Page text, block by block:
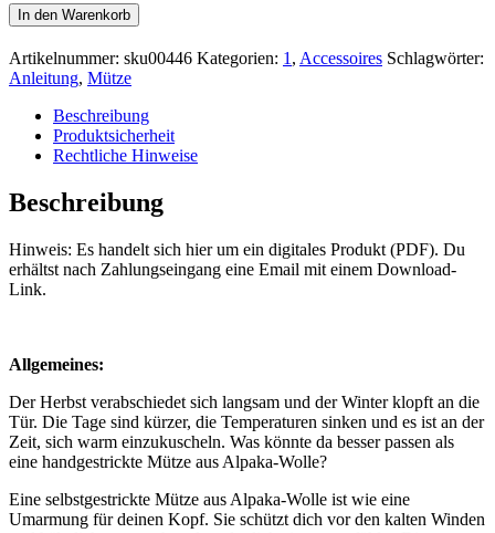
Strick-
Anleitung
Mütze
ALPACA
Menge
In den Warenkorb
Artikelnummer: sku00446 Kategorien: 1 , Accessoires Schlagwörter:
Anleitung, Mütze
Beschreibung
Produktsicherheit
Rechtliche Hinweise
Beschreibung
Hinweis: Es handelt sich hier um ein digitales Produkt (PDF). Du
erhältst nach Zahlungseingang eine Email mit einem Download-
Link.
Allgemeines:
Der Herbst verabschiedet sich langsam und der Winter klopft an die
Tür. Die Tage sind kürzer, die Temperaturen sinken und es ist an der
Zeit, sich warm einzukuscheln. Was könnte da besser passen als
eine handgestrickte Mütze aus Alpaka-Wolle?
Eine selbstgestrickte Mütze aus Alpaka-Wolle ist wie eine
Umarmung für deinen Kopf. Sie schützt dich vor den kalten Winden